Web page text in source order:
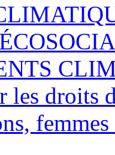
droits